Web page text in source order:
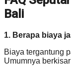
Bali
1. Berapa biaya
Biaya tergantung
Umumnya